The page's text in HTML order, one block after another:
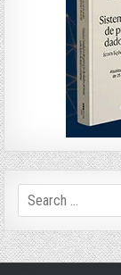
Search
for: